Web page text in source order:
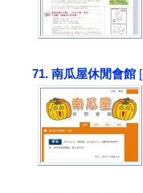
71. 南瓜屋休閒會館